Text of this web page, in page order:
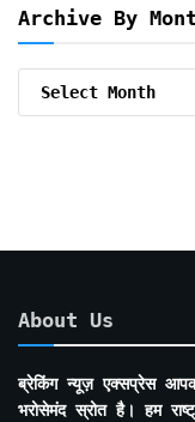
Archive By
About Us
ब्रेकिंग न्यूज़ एक्सप्रेस
भरोसेमंद स्रोत है। हम